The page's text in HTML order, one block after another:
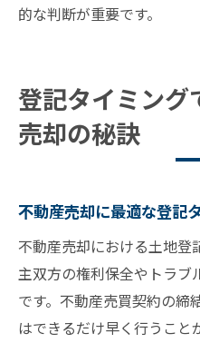
的な判断が重要です。
登記タイミング
売却の秘訣
不動産売却に最適な登記
不動産売却における土地登
主双方の権利保全やトラブ
です。不動産売買契約の締
はできるだけ早く行うこと